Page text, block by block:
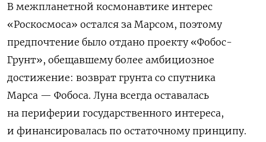
В межпланетной космонавтике интерес
«Роскосмоса» остался за Марсом, поэтому
предпочтение было отдано проекту «Фобос-
Грунт», обещавшему более амбициозное
достижение: возврат грунта со спутника
Марса — Фобоса. Луна всегда оставалась
на периферии государственного интереса,
и финансировалась по остаточному принципу.